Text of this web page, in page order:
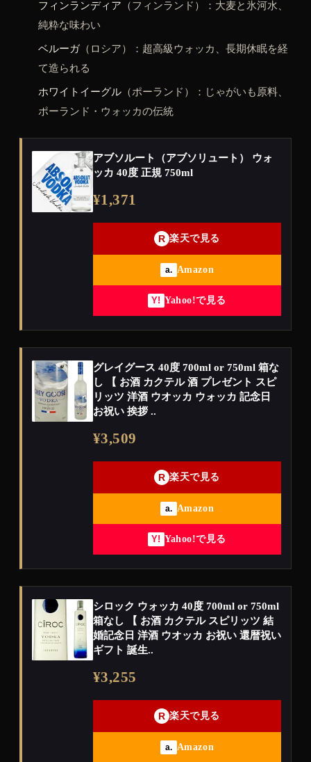
フィンランディア （フィンランド）：大麦と氷河水、
純粋な味わい
ベルーガ（ロシア）：超高級ウォッカ、長期休眠を経
て造られる
ホワイトイーグル（ポーランド）：じゃがいも原料、
ポーランド・ウォッカの伝統
アブソルート（アブソリュート） ウォ
ッカ 40度 正規 750ml
¥1,371
R 楽天で見る
a. Amazon
Y! Yahoo!で見る
グレイグース 40度 700ml or 750ml 箱な
し 【 お酒 カクテル 酒 プレゼント スピ
リッツ 洋酒 ウオッカ ウォッカ 記念日
お祝い 挨拶 ..
¥3,509
R 楽天で見る
a. Amazon
Y! Yahoo!で見る
シロック ウォッカ 40度 700ml or 750ml
箱なし 【 お酒 カクテル スピリッツ 結
婚記念日 洋酒 ウオッカ お祝い 還暦祝い
ギフト 誕生..
¥3,255
R 楽天で見る
a. Amazon